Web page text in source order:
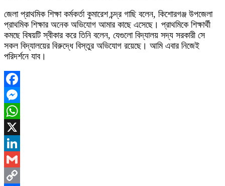
জেলা প্রাথমিক শিক্ষা কর্মকর্তা কুমারেশ চন্দ্র গাছি বলেন, কিশোরগঞ্জ উপজেলা
প্রাথমিক শিক্ষার অনেক অভিযোগ আমার কাছে এসেছে। প্রাথমিকে শিক্ষার্থী
কমছে বিষয়টি স্বীকার করে তিনি বলেন, যেগুলো বিদ্যালয় সদ্য সরকারী সে
সকল বিদ্যালয়ের বিরুদ্ধে বিস্তুর অভিযোগ রয়েছে। আমি এবার নিজেই
পরিদর্শনে যাব।
Facebook
Messenger
WhatsApp
X
LinkedIn
Gmail